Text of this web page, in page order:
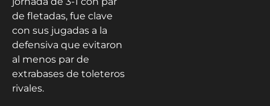
de fletadas, fue clave
con sus jugadas a la
defensiva que evitaron
al menos par de
extrabases de toleteros
rivales.